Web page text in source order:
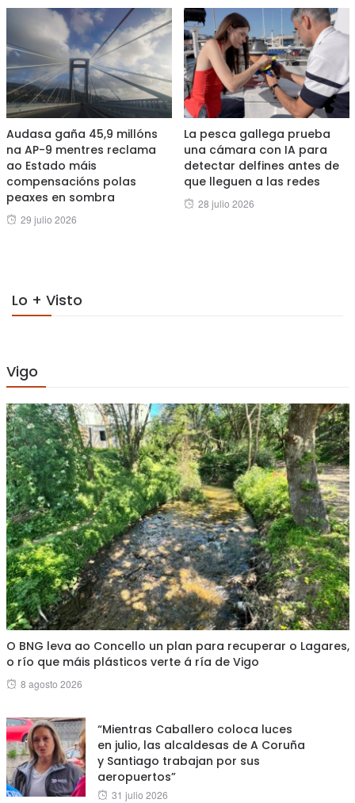
Audasa gaña 45,9 millóns
na AP-9 mentres reclama
ao Estado máis
compensacións polas
peaxes en sombra
Posted
29 julio 2026
La pesca gallega prueba
una cámara con IA para
detectar delfines antes de
que lleguen a las redes
Posted
28 julio 2026
Lo + Visto
Vigo
O BNG leva ao Concello un plan para recuperar o Lagares,
o río que máis plásticos verte á ría de Vigo
Posted
8 agosto 2026
“Mientras Caballero coloca luces
en julio, las alcaldesas de A Coruña
y Santiago trabajan por sus
aeropuertos”
Posted
31 julio 2026